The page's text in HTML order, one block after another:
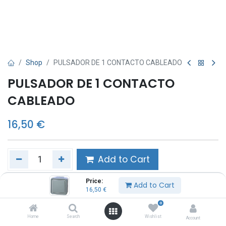
Price:
16,50 € Add to Cart
Home Search
0
Wishlist Account
Shop PULSADOR DE 1 CONTACTO CABLEADO
PULSADOR DE 1 CONTACTO
CABLEADO
16,50 €
Add to Cart
Añadir a lista de deseos
Share :